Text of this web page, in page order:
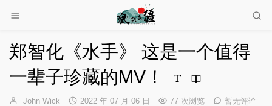
郑智化《水手》 这是一个值得
一辈子珍藏的MV！
博
John Wick
发
2022 年 07 月 06 日 77 次浏览
暂无评论